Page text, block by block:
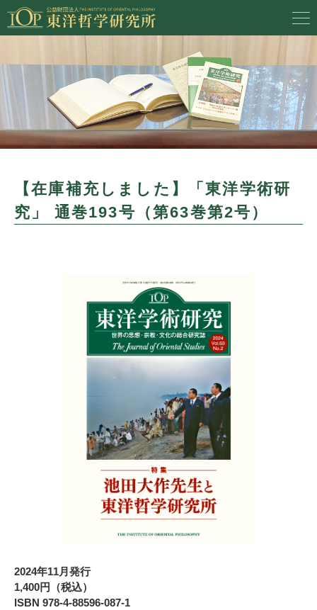
【在庫補充しました】「東洋学術研
究」 通巻193号（第63巻第2号）
2024年11月発行
1,400円（税込）
ISBN 978-4-88596-087-1